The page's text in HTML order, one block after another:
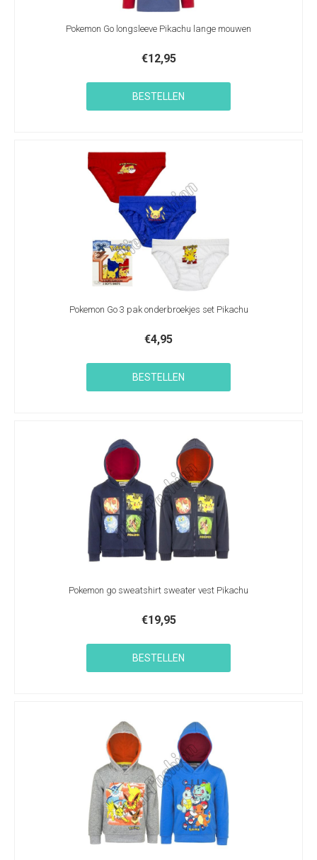
Pokemon Go longsleeve Pikachu lange mouwen
€12,95
BESTELLEN
Pokemon Go 3 pak onderbroekjes set Pikachu
€4,95
BESTELLEN
Pokemon go sweatshirt sweater vest Pikachu
€19,95
BESTELLEN